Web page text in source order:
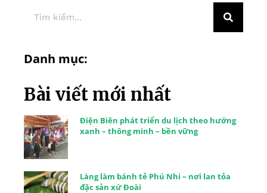
Danh mục:
Bài viết mới nhất
Điện Biên phát triển du lịch theo hướng
xanh – thông minh – bền vững
Làng làm bánh tẻ Phú Nhi – nơi lan tỏa
đặc sản xứ Đoài